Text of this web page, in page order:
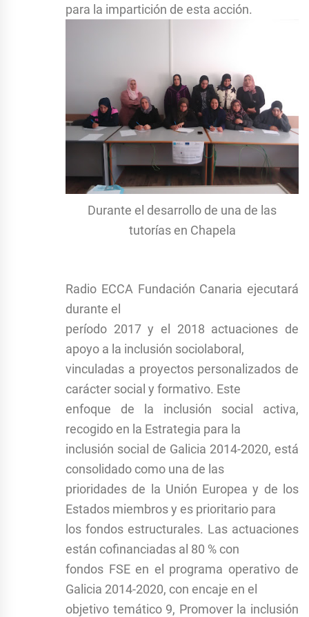
para la impartición de esta acción.
Durante el desarrollo de una de las
tutorías en Chapela
Radio ECCA Fundación Canaria ejecutará
durante el
período 2017 y el 2018 actuaciones de
apoyo a la inclusión sociolaboral,
vinculadas a proyectos personalizados de
carácter social y formativo. Este
enfoque de la inclusión social activa,
recogido en la Estrategia para la
inclusión social de Galicia 2014-2020, está
consolidado como una de las
prioridades de la Unión Europea y de los
Estados miembros y es prioritario para
los fondos estructurales. Las actuaciones
están cofinanciadas al 80 % con
fondos FSE en el programa operativo de
Galicia 2014-2020, con encaje en el
objetivo temático 9, Promover la inclusión